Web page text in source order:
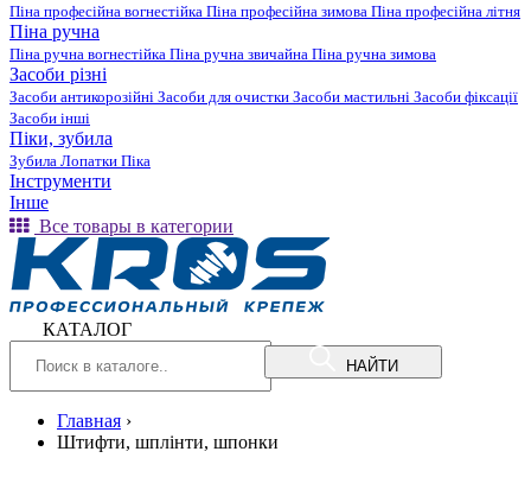
Піна професійна вогнестійка Піна професійна зимова Піна професійна літня
Піна ручна
Піна ручна вогнестійка Піна ручна звичайна Піна ручна зимова
Засоби різні
Засоби антикорозійні Засоби для очистки Засоби мастильні Засоби фіксації
Засоби інші
Піки, зубила
Зубила Лопатки Піка
Інструменти
Інше
Все товары в категории
КАТАЛОГ
НАЙТИ
Главная ›
Штифти, шплінти, шпонки